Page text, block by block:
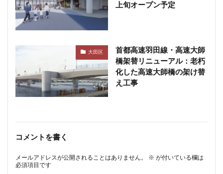
上旬オープン予定
大田区
首都高速羽田線・高速大師
橋架替リニューアル：老朽
化した高速大師橋の架け替
え工事
コメントを書く
メールアドレスが公開されることはありません。 ※ が付いている欄は
必須項目です